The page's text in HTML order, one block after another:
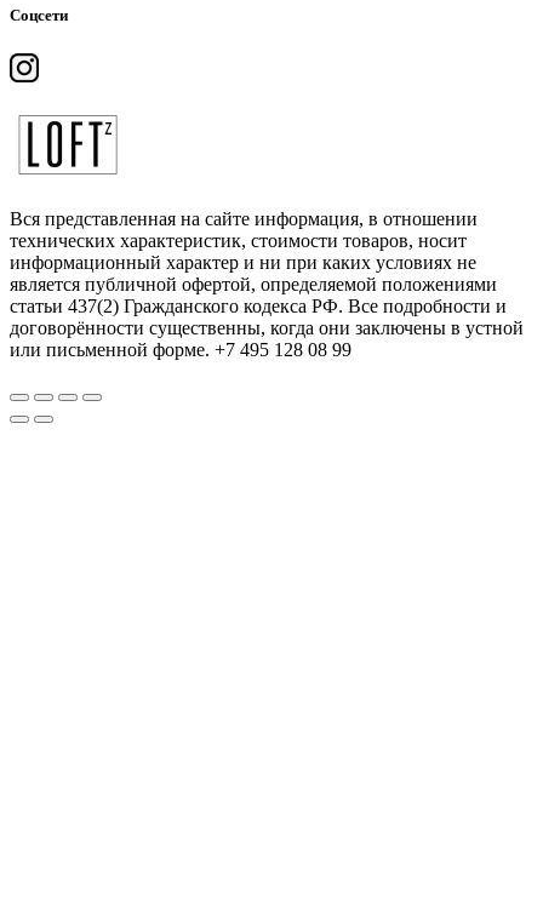
Соцсети
Вся представленная на сайте информация, в отношении
технических характеристик, стоимости товаров, носит
информационный характер и ни при каких условиях не
является публичной офертой, определяемой положениями
статьи 437(2) Гражданского кодекса РФ. Все подробности и
договорённости существенны, когда они заключены в устной
или письменной форме. +7 495 128 08 99